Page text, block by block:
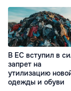
В ЕС вступил в
запрет на
утилизацию
одежды и обуви